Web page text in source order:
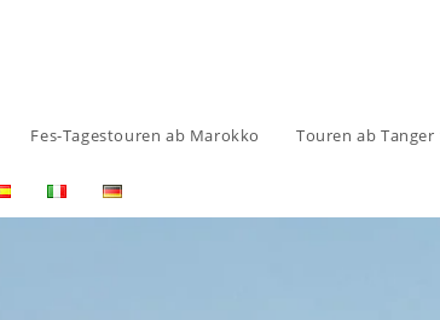
Fes-Tagestouren ab Marokko Touren ab Tanger